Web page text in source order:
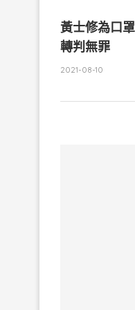
黃士修為口
轉判無罪
2021-08-10